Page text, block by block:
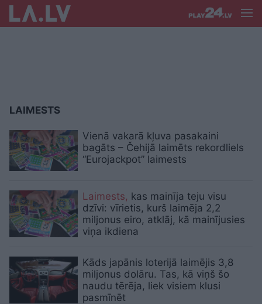
LAIMESTS
Vienā vakarā kļuva pasakaini
bagāts – Čehijā laimēts rekordliels
“Eurojackpot” laimests
Laimests, kas mainīja teju visu
dzīvi: vīrietis, kurš laimēja 2,2
miljonus eiro, atklāj, kā mainījusies
viņa ikdiena
Kāds japānis loterijā laimējis 3,8
miljonus dolāru. Tas, kā viņš šo
naudu tērēja, liek visiem klusi
pasmīnēt